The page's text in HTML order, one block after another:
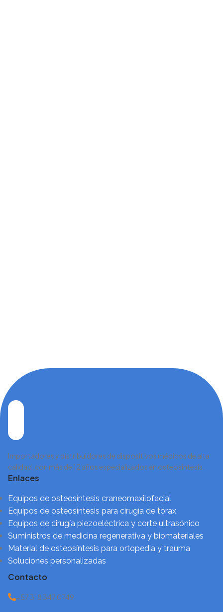
Importadores y distribuidores de dispositivos médicos de alta
calidad, con más de 12 años especializados en osteosíntesis.
Enlaces
Equipos de osteosíntesis craneomaxilofacial
Equipos de osteosíntesis para cirugía de tórax
Equipos de cirugía piezoeléctrica y corte ultrasónico
Suministros de medicina regenerativa y biomateriales
Material de osteosíntesis para ortopedia y trauma
Soluciones personalizadas
Contacto
+57 318 347 0749